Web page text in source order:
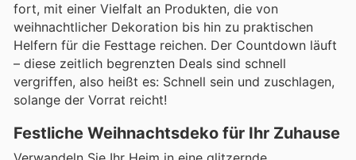
fort, mit einer Vielfalt an Produkten, die von
weihnachtlicher Dekoration bis hin zu praktischen
Helfern für die Festtage reichen. Der Countdown läuft
– diese zeitlich begrenzten Deals sind schnell
vergriffen, also heißt es: Schnell sein und zuschlagen,
solange der Vorrat reicht!
Festliche Weihnachtsdeko für Ihr Zuhause